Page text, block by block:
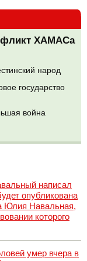
ХАМАСа
народ
государство
война
написал
опубликована
Юлия Навальная,
которого
умер вчера в